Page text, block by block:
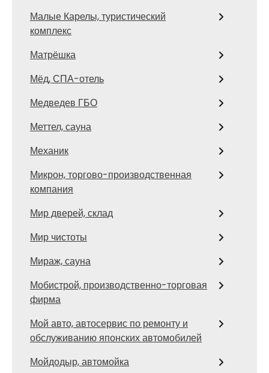
Малые Карелы, туристический
комплекс
Матрёшка
Мёд, СПА-отель
Медведев ГБО
Меттел, сауна
Механик
Микрон, торгово-производственная
компания
Мир дверей, склад
Мир чистоты
Мираж, сауна
Мобистрой, производственно-торговая
фирма
Мой авто, автосервис по ремонту и
обслуживанию японских автомобилей
Мойдодыр, автомойка